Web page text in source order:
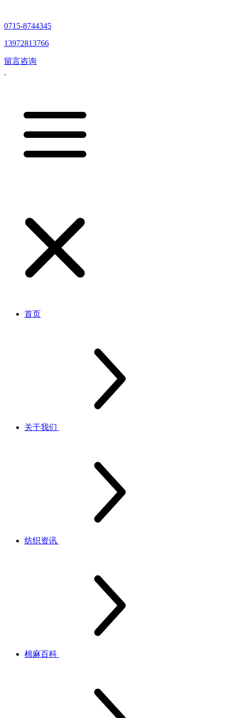
0715-8744345
13972813766
留言咨询
首页
关于我们
纺织资讯
棉麻百科